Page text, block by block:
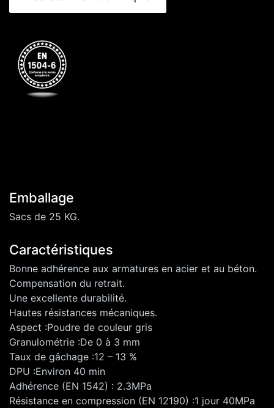
Emballage
Sacs de 25 KG.
Caractéristiques
Bonne adhérence aux armatures en acier et au béton.
Compensation du retrait.
Une excellente durabilité.
Hautes résistances mécaniques.
Aspect :Poudre de couleur gris
Granulométrie :De 0 à 3 mm
Taux de gâchage :12 – 13 %
DPU :Environ 40 min
Adhérence (EN 1542) : 2.3MPa
Résistance en compression (EN 12190) :1 jour 40MPa